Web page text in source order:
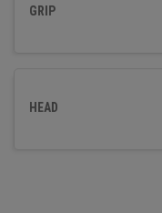
GRIP
HEAD